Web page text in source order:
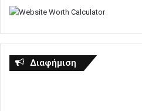
Διαφήμιση